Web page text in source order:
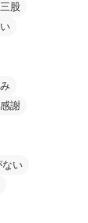
三股
感謝
ない